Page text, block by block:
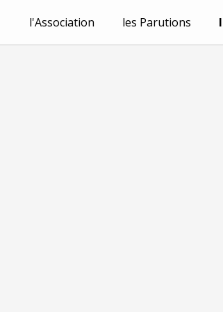
l'Association les Parutions